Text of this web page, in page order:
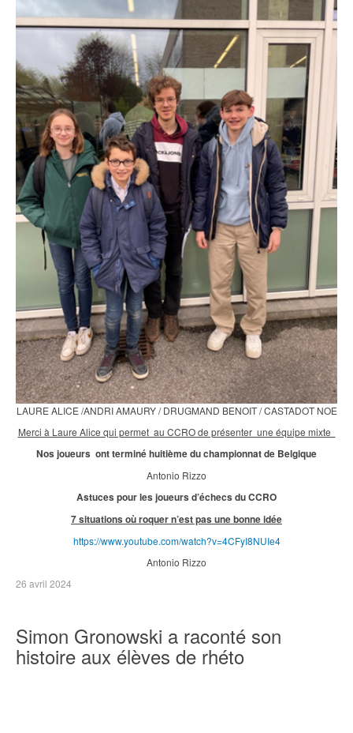
LAURE ALICE /ANDRI AMAURY / DRUGMAND BENOIT / CASTADOT NOE
Merci à Laure Alice qui permet au CCRO de présenter une équipe mixte
Nos joueurs ont terminé huitième du championnat de Belgique
Antonio Rizzo
Astuces pour les joueurs d’échecs du CCRO
7 situations où roquer n’est pas une bonne idée
https://www.youtube.com/watch?v=4CFyI8NUIe4
Antonio Rizzo
26 avril 2024
Simon Gronowski a raconté son
histoire aux élèves de rhéto